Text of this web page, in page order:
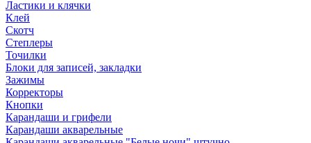
Ластики и клячки
Клей
Скотч
Степлеры
Точилки
Блоки для записей, закладки
Зажимы
Корректоры
Кнопки
Карандаши и грифели
Карандаши акварельные